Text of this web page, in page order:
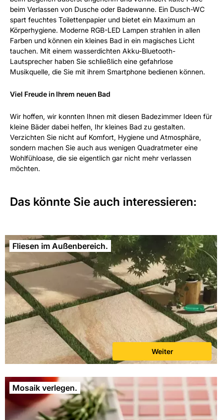
beim Verlassen von Dusche oder Badewanne. Ein Dusch-WC
spart feuchtes Toilettenpapier und bietet ein Maximum an
Körperhygiene. Moderne RGB-LED Lampen strahlen in allen
Farben und können ein kleines Bad in ein magisches Licht
tauchen. Mit einem wasserdichten Akku-Bluetooth-
Lautsprecher haben Sie schließlich eine gefahrlose
Musikquelle, die Sie mit ihrem Smartphone bedienen können.
Viel Freude in Ihrem neuen Bad
Wir hoffen, wir konnten Ihnen mit diesen Badezimmer Ideen für
kleine Bäder dabei helfen, Ihr kleines Bad zu gestalten.
Verzichten Sie nicht auf Komfort, Hygiene und Atmosphäre,
sondern machen Sie auch aus wenigen Quadratmeter eine
Wohlfühloase, die sie eigentlich gar nicht mehr verlassen
möchten.
Das könnte Sie auch interessieren:
Fliesen im Außenbereich.
Weiter
Mosaik verlegen.